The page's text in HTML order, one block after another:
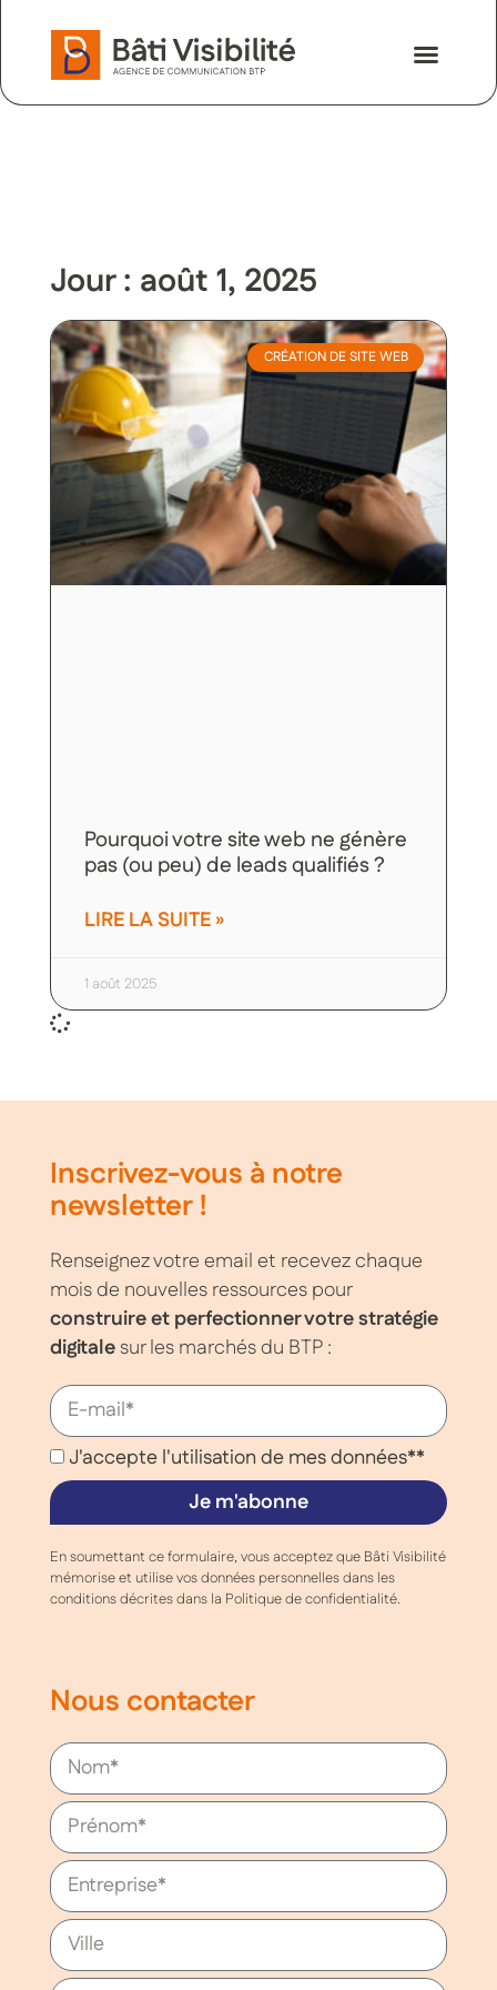
Jour : août 1, 2025
CRÉATION DE SITE WEB
Pourquoi votre site web ne génère
pas (ou peu) de leads qualifiés ?
LIRE LA SUITE »
1 août 2025
Inscrivez-vous à notre
newsletter !
Renseignez votre email et recevez chaque
mois de nouvelles ressources pour
construire et perfectionner votre stratégie
digitalesur les marchés du BTP :
J'accepte l'utilisation de mes données**
Je m'abonne
En soumettant ce formulaire, vous acceptez que Bâti Visibilité
mémorise et utilise vos données personnelles dans les
conditions décrites dans la Politique de confidentialité.
Nous contacter